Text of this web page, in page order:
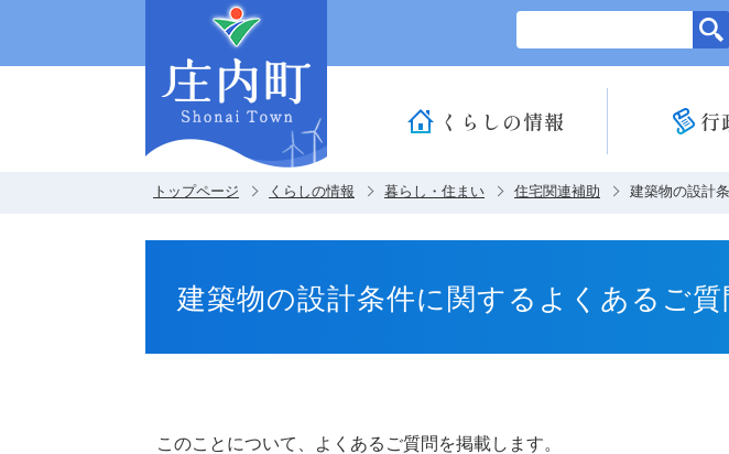
このペー
くらしの情報 行
トップページ くらしの情報 暮らし・住まい 住宅関連補助 建築物の設計
建築物の設計条件に関するよくあるご質
このことについて、よくあるご質問を掲載します。